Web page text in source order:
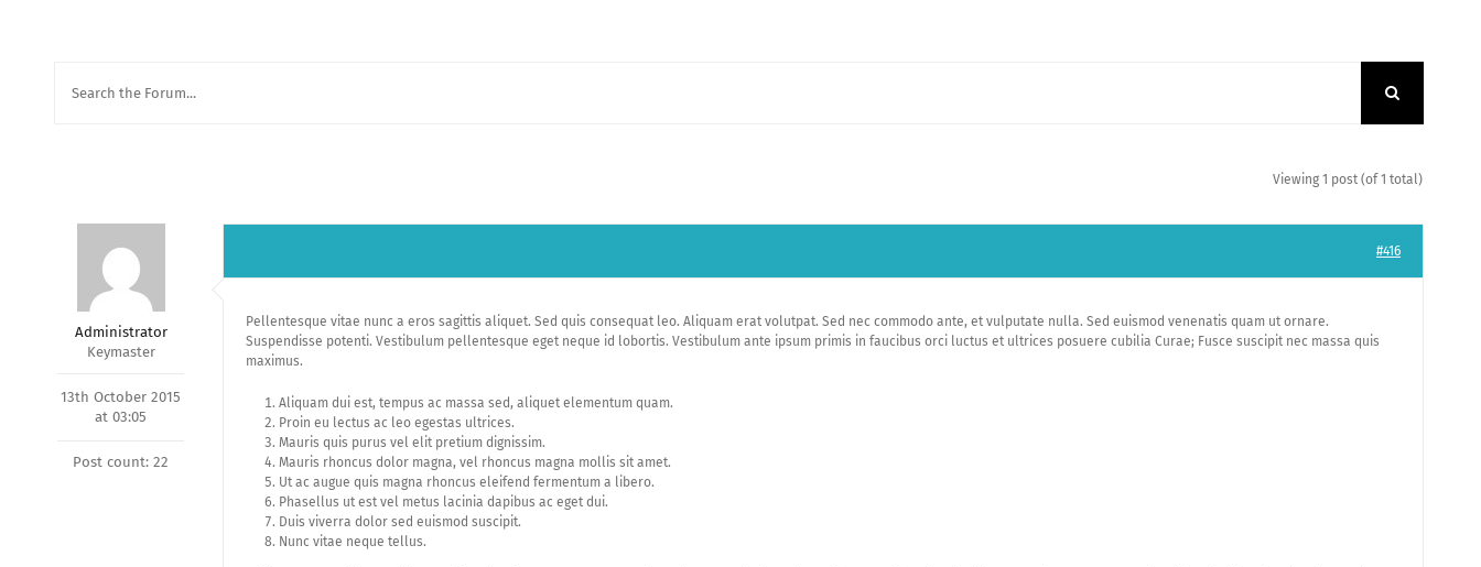
Viewing 1 post (of 1 total)
Administrator
Keymaster
13th October 2015
at 03:05
Post count: 22
#416
Pellentesque vitae nunc a eros sagittis aliquet. Sed quis consequat leo. Aliquam erat volutpat. Sed nec commodo ante, et vulputate nulla. Sed euismod venenatis quam ut ornare.
Suspendisse potenti. Vestibulum pellentesque eget neque id lobortis. Vestibulum ante ipsum primis in faucibus orci luctus et ultrices posuere cubilia Curae; Fusce suscipit nec massa quis
maximus.
Aliquam dui est, tempus ac massa sed, aliquet elementum quam.
Proin eu lectus ac leo egestas ultrices.
Mauris quis purus vel elit pretium dignissim.
Mauris rhoncus dolor magna, vel rhoncus magna mollis sit amet.
Ut ac augue quis magna rhoncus eleifend fermentum a libero.
Phasellus ut est vel metus lacinia dapibus ac eget dui.
Duis viverra dolor sed euismod suscipit.
Nunc vitae neque tellus.